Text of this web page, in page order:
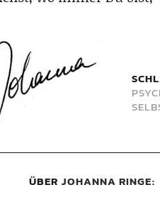
ÜBER JOHANNA RINGE